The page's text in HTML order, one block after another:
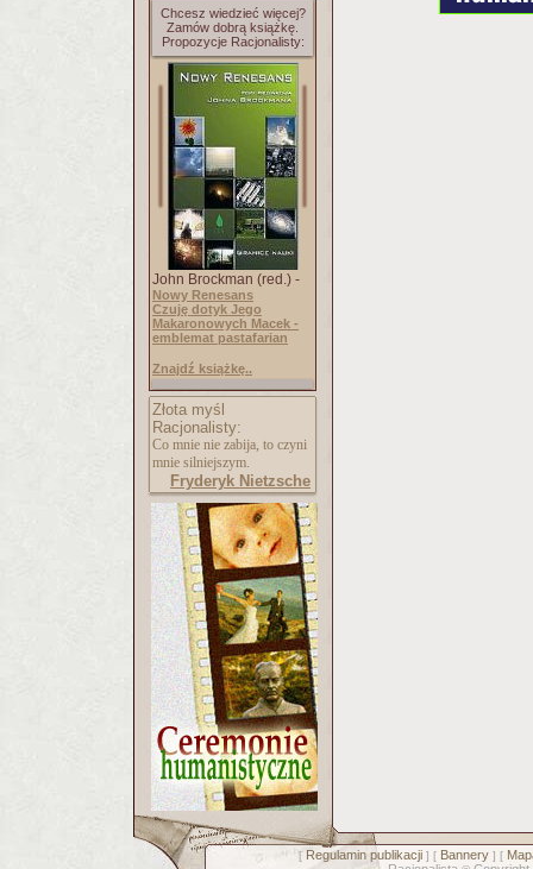
Chcesz wiedzieć więcej?
Zamów dobrą książkę.
Propozycje Racjonalisty:
John Brockman (red.) -
Nowy Renesans
Czuję dotyk Jego
Makaronowych Macek -
emblemat pastafarian
Znajdź książkę..
Złota myśl
Racjonalisty:
Co mnie nie zabija, to czyni
mnie silniejszym.
Fryderyk Nietzsche
[ Regulamin publikacji] [ Bannery] [